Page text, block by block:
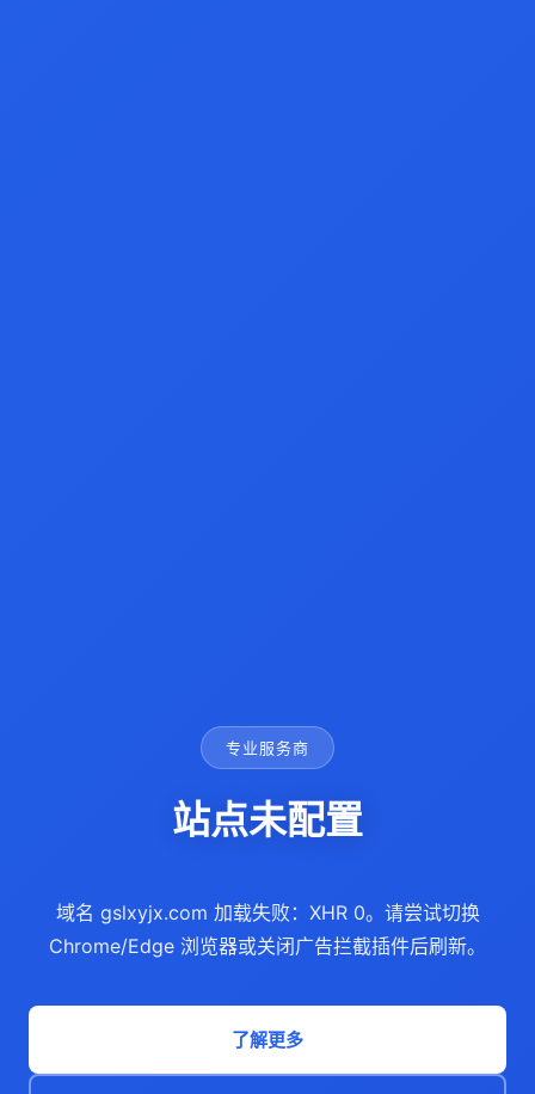
专业服务商
站点未配置
域名 gslxyjx.com 加载失败：XHR 0。请尝试切换
Chrome/Edge 浏览器或关闭广告拦截插件后刷新。
了解更多